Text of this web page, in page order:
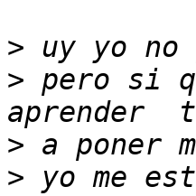
>
> pero si
>
>